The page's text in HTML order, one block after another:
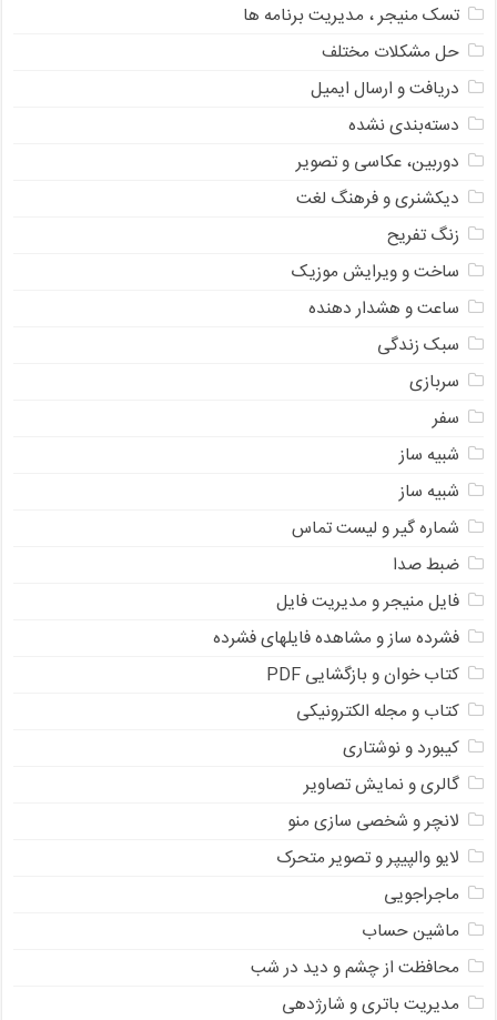
تسک منیجر ، مدیریت برنامه ها
حل مشکلات مختلف
دریافت و ارسال ایمیل
دسته‌بندی نشده
دوربین، عکاسی و تصویر
دیکشنری و فرهنگ لغت
زنگ تفریح
ساخت و ویرایش موزیک
ساعت و هشدار دهنده
سبک زندگی
سربازی
سفر
شبیه ساز
شبیه ساز
شماره گیر و لیست تماس
ضبط صدا
فایل منیجر و مدیریت فایل
فشرده ساز و مشاهده فایلهای فشرده
کتاب خوان و بازگشایی PDF
کتاب و مجله الکترونیکی
کیبورد و نوشتاری
گالری و نمایش تصاویر
لانچر و شخصی سازی منو
لایو والپیپر و تصویر متحرک
ماجراجویی
ماشین حساب
محافظت از چشم و دید در شب
مدیریت باتری و شارژدهی